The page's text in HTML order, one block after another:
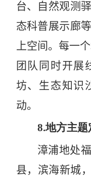
台、自然观测
态科普展示廊
上空间。每一
团队同时开展
坊、生态知识
动。
8.地方主题
漳浦地处
县，滨海新城